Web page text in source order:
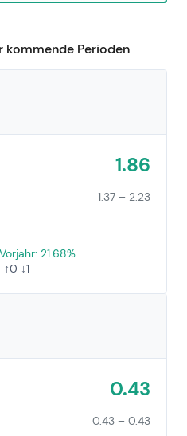
kommende Perioden
1.86
1.37 – 2.23
21.68%
↓1
0.43
0.43 – 0.43